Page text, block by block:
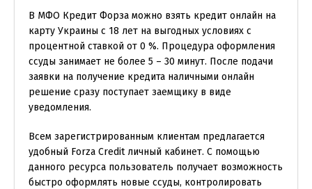
В МФО Кредит Форза можно взять кредит онлайн на
карту Украины с 18 лет на выгодных условиях с
процентной ставкой от 0 %. Процедура оформления
ссуды занимает не более 5 – 30 минут. После подачи
заявки на получение кредита наличными онлайн
решение сразу поступает заемщику в виде
уведомления.
Всем зарегистрированным клиентам предлагается
удобный Forza Credit личный кабинет. С помощью
данного ресурса пользователь получает возможность
быстро оформлять новые ссуды, контролировать